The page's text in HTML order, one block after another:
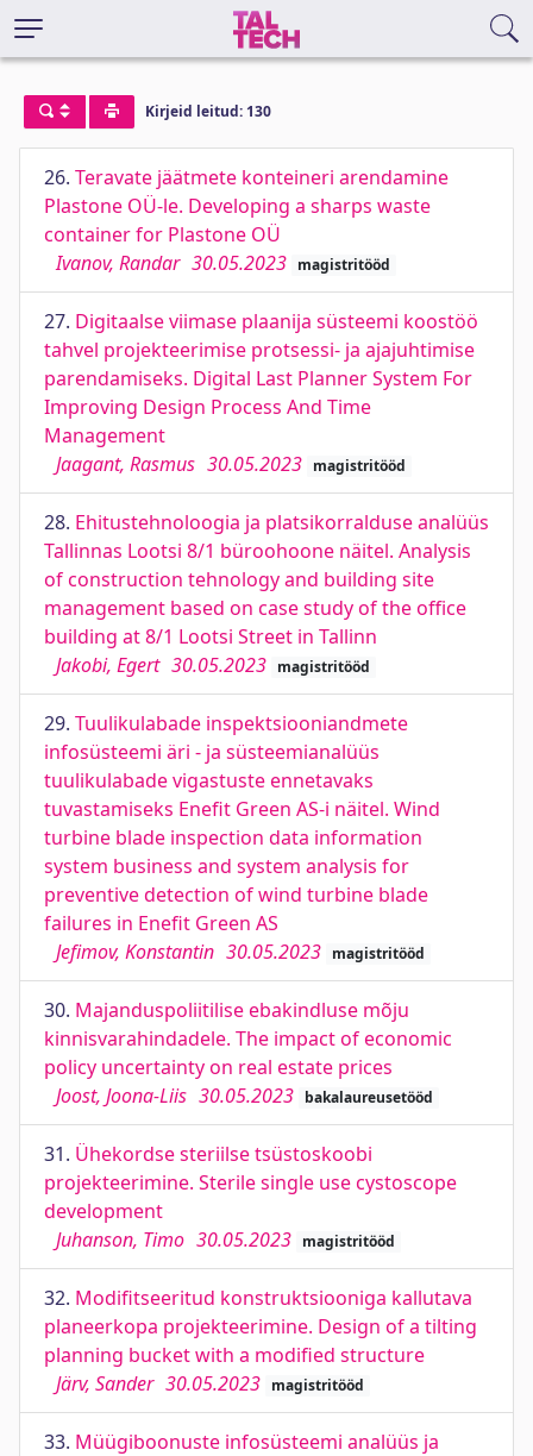
Kirjeid leitud: 130
26. Teravate jäätmete konteineri arendamine
Plastone OÜ-le. Developing a sharps waste
container for Plastone OÜ
Ivanov, Randar 30.05.2023 magistritööd
27. Digitaalse viimase plaanija süsteemi koostöö
tahvel projekteerimise protsessi- ja ajajuhtimise
parendamiseks. Digital Last Planner System For
Improving Design Process And Time
Management
Jaagant, Rasmus 30.05.2023 magistritööd
28. Ehitustehnoloogia ja platsikorralduse analüüs
Tallinnas Lootsi 8/1 büroohoone näitel. Analysis
of construction tehnology and building site
management based on case study of the office
building at 8/1 Lootsi Street in Tallinn
Jakobi, Egert 30.05.2023 magistritööd
29. Tuulikulabade inspektsiooniandmete
infosüsteemi äri - ja süsteemianalüüs
tuulikulabade vigastuste ennetavaks
tuvastamiseks Enefit Green AS-i näitel. Wind
turbine blade inspection data information
system business and system analysis for
preventive detection of wind turbine blade
failures in Enefit Green AS
Jefimov, Konstantin 30.05.2023 magistritööd
30. Majanduspoliitilise ebakindluse mõju
kinnisvarahindadele. The impact of economic
policy uncertainty on real estate prices
Joost, Joona-Liis 30.05.2023 bakalaureusetööd
31. Ühekordse steriilse tsüstoskoobi
projekteerimine. Sterile single use cystoscope
development
Juhanson, Timo 30.05.2023 magistritööd
32. Modifitseeritud konstruktsiooniga kallutava
planeerkopa projekteerimine. Design of a tilting
planning bucket with a modified structure
Järv, Sander 30.05.2023 magistritööd
33. Müügiboonuste infosüsteemi analüüs ja